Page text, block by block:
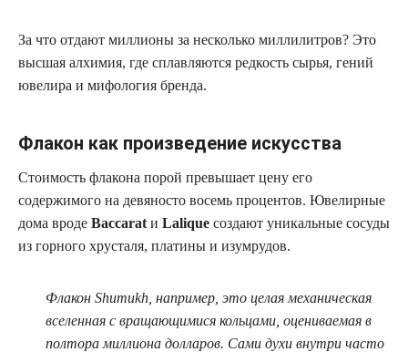
За что отдают миллионы за несколько миллилитров? Это
высшая алхимия, где сплавляются редкость сырья, гений
ювелира и мифология бренда.
Флакон как произведение искусства
Стоимость флакона порой превышает цену его
содержимого на девяносто восемь процентов. Ювелирные
дома вроде Baccarat и Lalique создают уникальные сосуды
из горного хрусталя, платины и изумрудов.
Флакон Shumukh, например, это целая механическая
вселенная с вращающимися кольцами, оцениваемая в
полтора миллиона долларов. Сами духи внутри часто